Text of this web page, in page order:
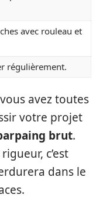
avec rouleau et
régulièrement.
avez toutes
votre projet
brut.
c’est
dans le